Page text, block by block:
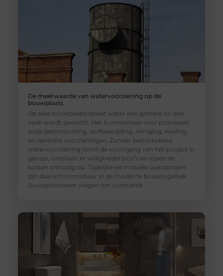
De meerwaarde van watervoorziening op de
bouwplaats
Op elke bouwplaats speelt water een grotere rol dan
vaak wordt gedacht. Het is onmisbaar voor processen
zoals betonstorting, stofbestrijding, reiniging, koeling
en sanitaire voorzieningen. Zonder betrouwbare
watervoorziening komt de voortgang van het project in
gevaar, ontstaan er veiligheidsrisico’s en lopen de
kosten onnodig op. Tijdelijke en mobiele oplossingen
zijn daarom onmisbaar in de moderne bouwlogistiek.
Bouwprocessen vragen om constante